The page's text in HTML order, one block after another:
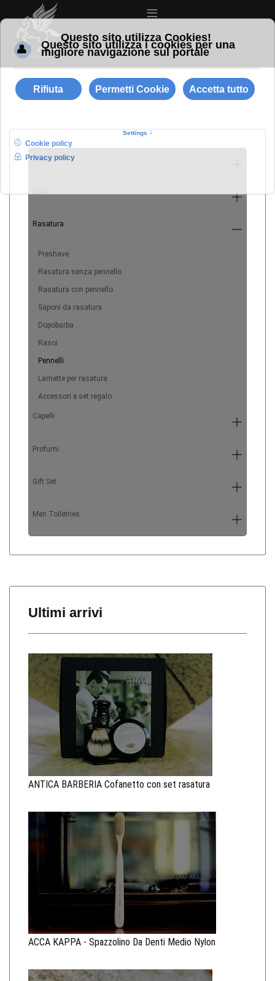
≡
Barba
Rasatura
Preshave
Rasatura senza pennello
Rasatura con pennello
Saponi da rasatura
Dopobarba
Rasoi
Pennelli
Lamette per rasatura
Accessori e set regalo
Capelli
Profumi
Gift Set
Men Toiletries
Ultimi arrivi
ANTICA BARBERIA Cofanetto con set rasatura
ACCA KAPPA - Spazzolino Da Denti Medio Nylon